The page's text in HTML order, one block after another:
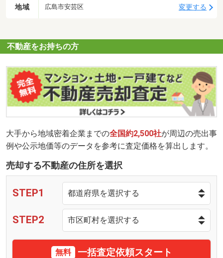
地域 広島市安芸区 変更する
不動産をお持ちの方
大手から地域密着企業までの全国約2,500社が周辺の売出事
例や公示地価等のデータを参考に査定価格を算出します。
売却する不動産の住所を選択
STEP1
STEP2
無料 一括査定依頼スタート